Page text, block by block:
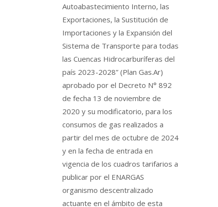
Autoabastecimiento Interno, las
Exportaciones, la Sustitución de
Importaciones y la Expansión del
Sistema de Transporte para todas
las Cuencas Hidrocarburíferas del
país 2023-2028” (Plan Gas.Ar)
aprobado por el Decreto N° 892
de fecha 13 de noviembre de
2020 y su modificatorio, para los
consumos de gas realizados a
partir del mes de octubre de 2024
y en la fecha de entrada en
vigencia de los cuadros tarifarios a
publicar por el ENARGAS
organismo descentralizado
actuante en el ámbito de esta